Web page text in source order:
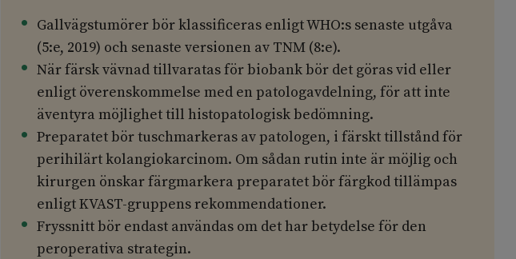
Gallvägstumörer bör klassificeras enligt WHO:s senaste utgåva
(5:e, 2019) och senaste versionen av TNM (8:e).
När färsk vävnad tillvaratas för biobank bör det göras vid eller
enligt överenskommelse med en patologavdelning, för att inte
äventyra möjlighet till histopatologisk bedömning.
Preparatet bör tuschmarkeras av patologen, i färskt tillstånd för
perihilärt kolangiokarcinom. Om sådan rutin inte är möjlig och
kirurgen önskar färgmarkera preparatet bör färgkod tillämpas
enligt KVAST-gruppens rekommendationer.
Fryssnitt bör endast användas om det har betydelse för den
peroperativa strategin.